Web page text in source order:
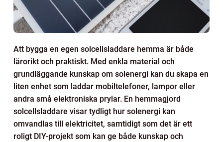
Att bygga en egen solcellsladdare hemma är både
lärorikt och praktiskt. Med enkla material och
grundläggande kunskap om solenergi kan du skapa en
liten enhet som laddar mobiltelefoner, lampor eller
andra små elektroniska prylar. En hemmagjord
solcellsladdare visar tydligt hur solenergi kan
omvandlas till elektricitet, samtidigt som det är ett
roligt DIY-projekt som kan ge både kunskap och